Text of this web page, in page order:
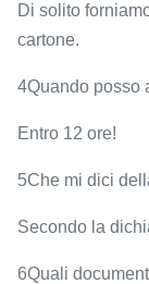
Di solito
cartone.
4Quando posso
Entro 12 ore!
5Che mi dici
Secondo la
6Quali